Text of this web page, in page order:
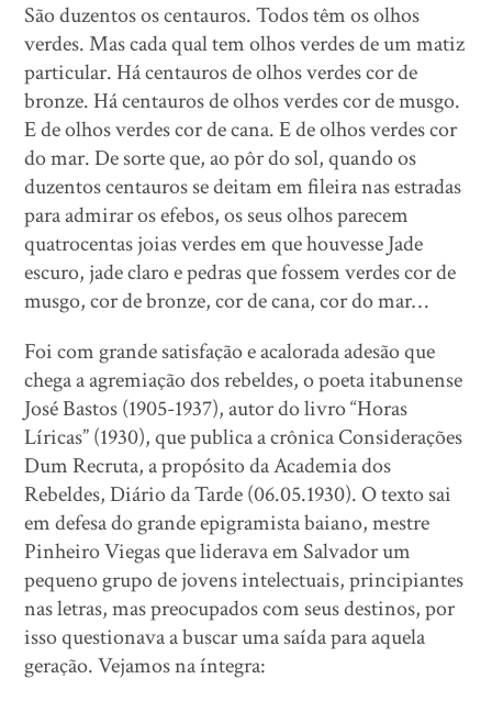
São duzentos os centauros. Todos têm os olhos
verdes. Mas cada qual tem olhos verdes de um matiz
particular. Há centauros de olhos verdes cor de
bronze. Há centauros de olhos verdes cor de musgo.
E de olhos verdes cor de cana. E de olhos verdes cor
do mar. De sorte que, ao pôr do sol, quando os
duzentos centauros se deitam em fileira nas estradas
para admirar os efebos, os seus olhos parecem
quatrocentas joias verdes em que houvesse Jade
escuro, jade claro e pedras que fossem verdes cor de
musgo, cor de bronze, cor de cana, cor do mar…
Foi com grande satisfação e acalorada adesão que
chega a agremiação dos rebeldes, o poeta itabunense
José Bastos (1905-1937), autor do livro “Horas
Líricas” (1930), que publica a crônica Considerações
Dum Recruta, a propósito da Academia dos
Rebeldes, Diário da Tarde (06.05.1930). O texto sai
em defesa do grande epigramista baiano, mestre
Pinheiro Viegas que liderava em Salvador um
pequeno grupo de jovens intelectuais, principiantes
nas letras, mas preocupados com seus destinos, por
isso questionava a buscar uma saída para aquela
geração. Vejamos na íntegra: